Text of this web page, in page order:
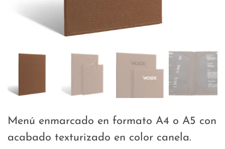
Menú enmarcado en formato A4 o A5 con
acabado texturizado en color canela.